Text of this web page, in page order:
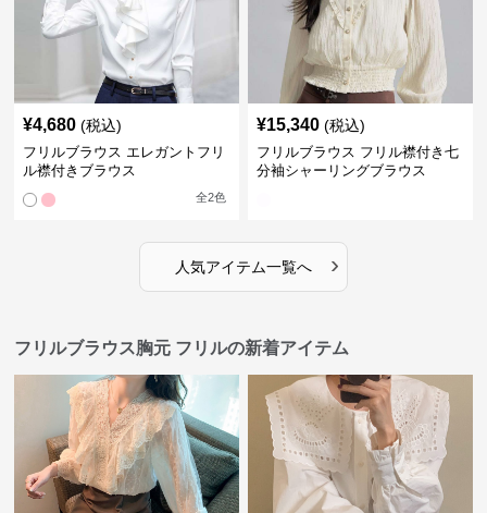
¥4,680 (税込)
フリルブラウス エレガントフリ
ル襟付きブラウス
全2色
¥15,340 (税込)
フリルブラウス フリル襟付き七
分袖シャーリングブラウス
人気アイテム一覧へ ›
フリルブラウス胸元 フリルの新着アイテム